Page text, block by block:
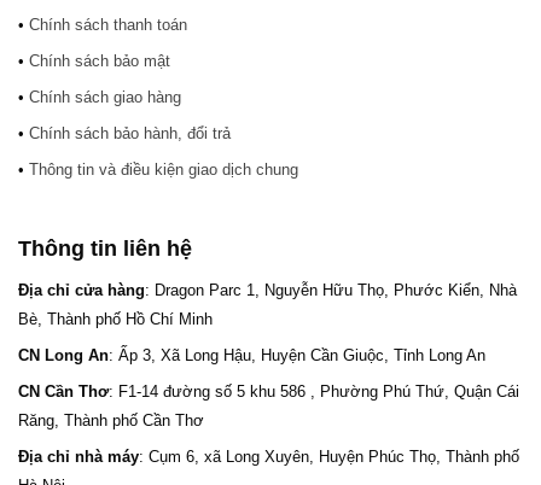
• Chính sách thanh toán
• Chính sách bảo mật
• Chính sách giao hàng
• Chính sách bảo hành, đổi trả
• Thông tin và điều kiện giao dịch chung
Thông tin liên hệ
Địa chỉ cửa hàng: Dragon Parc 1, Nguyễn Hữu Thọ, Phước Kiển, Nhà
Bè, Thành phố Hồ Chí Minh
CN Long An: Ấp 3, Xã Long Hậu, Huyện Cần Giuộc, Tỉnh Long An
CN Cần Thơ: F1-14 đường số 5 khu 586 , Phường Phú Thứ, Quận Cái
Răng, Thành phố Cần Thơ
Địa chỉ nhà máy: Cụm 6, xã Long Xuyên, Huyện Phúc Thọ, Thành phố